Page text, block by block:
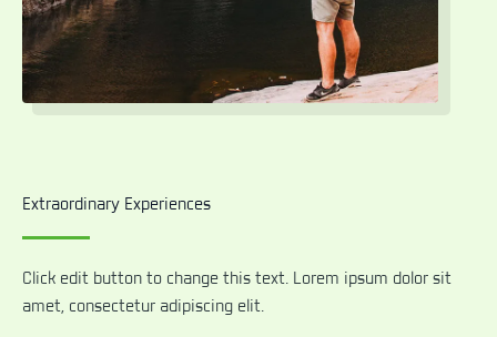
Extraordinary Experiences
Click edit button to change this text. Lorem ipsum dolor sit
amet, consectetur adipiscing elit.